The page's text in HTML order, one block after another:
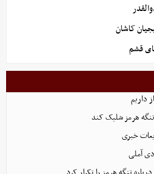
کاشان
قشم
داریم
هرمز شلیک کند
خبری
آملی